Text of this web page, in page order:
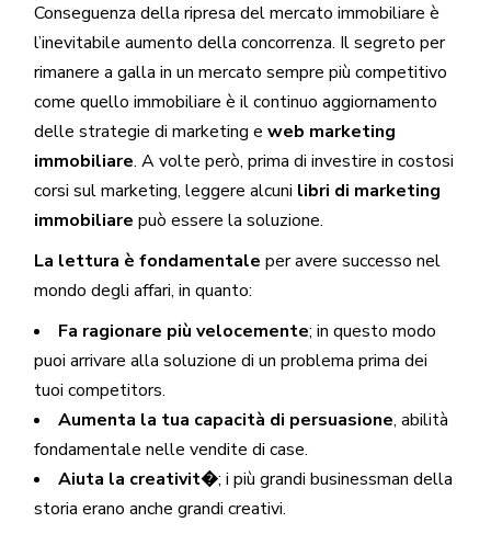
Conseguenza della ripresa del mercato immobiliare è
l’inevitabile aumento della concorrenza. Il segreto per
rimanere a galla in un mercato sempre più competitivo
come quello immobiliare è il continuo aggiornamento
delle strategie di marketing eweb marketing
immobiliare. A volte però, prima di investire in costosi
corsi sul marketing, leggere alcuni libri di marketing
immobiliare può essere la soluzione.
La lettura è fondamentale per avere successo nel
mondo degli affari, in quanto:
Fa ragionare più velocemente; in questo modo
puoi arrivare alla soluzione di un problema prima dei
tuoi competitors.
Aumenta la tua capacità di persuasione, abilità
fondamentale nelle vendite di case.
Aiuta la creativit�; i più grandi businessman della
storia erano anche grandi creativi.